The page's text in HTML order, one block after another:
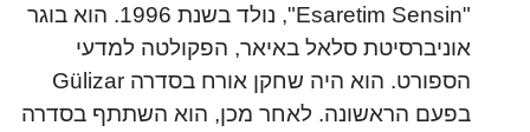
"Esaretim Sensin", נולד בשנת 1996. הוא בוגר
אוניברסיטת סלאל באיאר, הפקולטה למדעי
הספורט. הוא היה שחקן אורח בסדרה Gülizar
בפעם הראשונה. לאחר מכן, הוא השתתף בסדרה